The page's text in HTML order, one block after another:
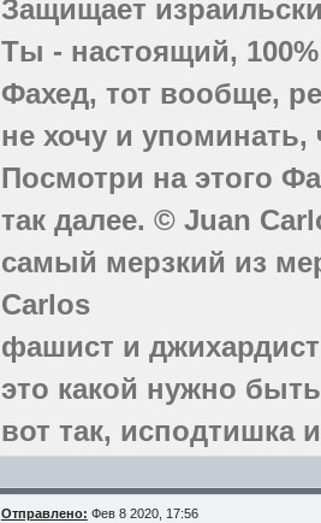
Защищает
Ты - настоящий,
Фахед, тот вообще,
не хочу и
Посмотри на этого
так далее. © Juan
самый мерзкий из
Carlos
фашист и
это какой нужно
вот так, исподтишка
Отправлено: Фев 8 2020, 17:56